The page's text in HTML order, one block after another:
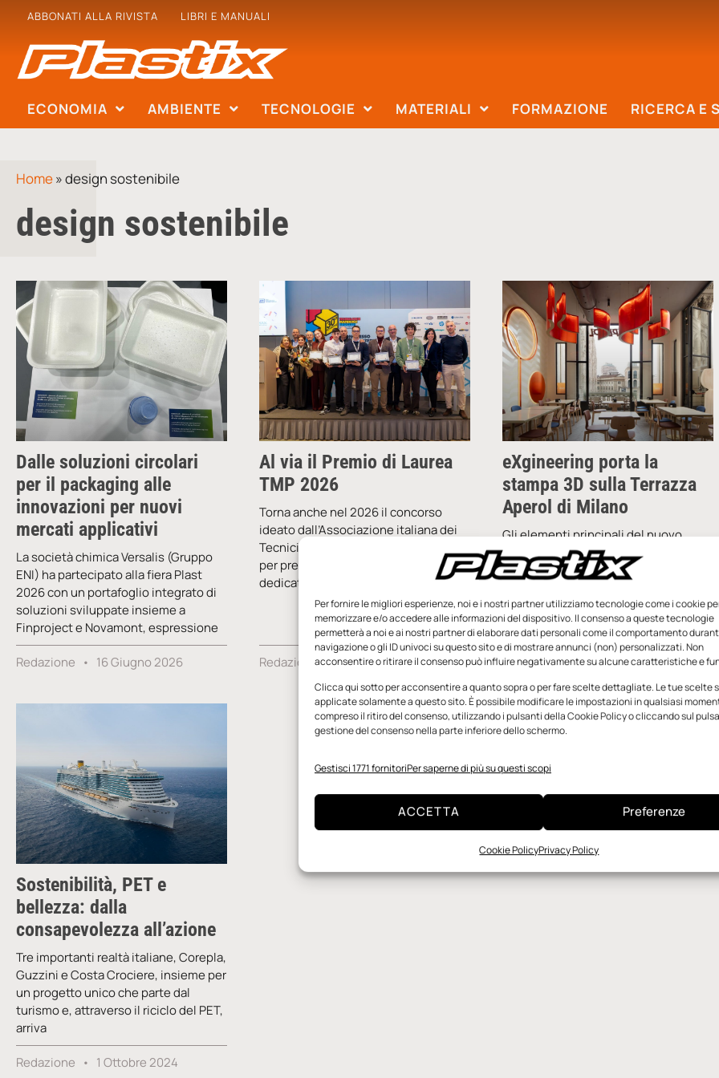
Per fornire le migliori esperienze, noi e i nostri partner utilizziamo tecnologie come i cookie
memorizzare e/o accedere alle informazioni del dispositivo. Il consenso a queste tecnologie
permetterà a noi e ai nostri partner di elaborare dati personali come il comportamento
navigazione o gli ID univoci su questo sito e di mostrare annunci (non) personalizzati. Non
acconsentire o ritirare il consenso può influire negativamente su alcune caratteristiche e
Clicca qui sotto per acconsentire a quanto sopra o per fare scelte dettagliate. Le tue scelte
applicate solamente a questo sito. È possibile modificare le impostazioni in qualsiasi
compreso il ritiro del consenso, utilizzando i pulsanti della Cookie Policy o cliccando sul
gestione del consenso nella parte inferiore dello schermo.
Gestisci 1771 fornitoriPer saperne di più su questi scopi
ACCETTA Preferenze
Cookie PolicyPrivacy Policy
ABBONATI ALLA RIVISTA LIBRI E MANUALI
ECONOMIA AMBIENTE TECNOLOGIE MATERIALI FORMAZIONE RICERCA E
Home»design sostenibile
design sostenibile
Dalle soluzioni circolari
per il packaging alle
innovazioni per nuovi
mercati applicativi
La società chimica Versalis (Gruppo
ENI) ha partecipato alla fiera Plast
2026 con un portafoglio integrato di
soluzioni sviluppate insieme a
Finproject e Novamont, espressione
Redazione 16 Giugno 2026
Al via il Premio di Laurea
TMP 2026
Torna anche nel 2026 il concorso
ideato dall’Associazione italiana dei
Tecnici delle Materie Plastiche (TMP)
per premiare le migliori tesi di laurea
dedicate allo sviluppo
Redazione 22 Aprile 2026
eXgineering porta la
stampa 3D sulla Terrazza
Aperol di Milano
Gli elementi principali del nuovo
interior design di Terrazza Aperol,
realizzati da eXgineering in
tecnologia RAM (Robotic Additive
Moulding), hanno dato nuova
Redazione 2 Luglio 2025
Sostenibilità, PET e
bellezza: dalla
consapevolezza all’azione
Tre importanti realtà italiane, Corepla,
Guzzini e Costa Crociere, insieme per
un progetto unico che parte dal
turismo e, attraverso il riciclo del PET,
arriva
Redazione 1 Ottobre 2024